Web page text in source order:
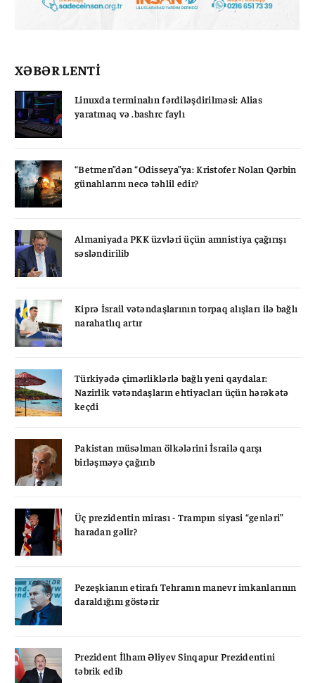
XƏBƏR LENTİ
Linuxda terminalın fərdiləşdirilməsi: Alias
yaratmaq və .bashrc faylı
“Betmen”dən “Odisseya”ya: Kristofer Nolan Qərbin
günahlarını necə təhlil edir?
Almaniyada PKK üzvləri üçün amnistiya çağırışı
səsləndirilib
Kiprə İsrail vətəndaşlarının torpaq alışları ilə bağlı
narahatlıq artır
Türkiyədə çimərliklərlə bağlı yeni qaydalar:
Nazirlik vətəndaşların ehtiyacları üçün hərəkətə
keçdi
Pakistan müsəlman ölkələrini İsrailə qarşı
birləşməyə çağırıb
Üç prezidentin mirası - Trampın siyasi “genləri”
haradan gəlir?
Pezeşkianın etirafı Tehranın manevr imkanlarının
daraldığını göstərir
Prezident İlham Əliyev Sinqapur Prezidentini
təbrik edib